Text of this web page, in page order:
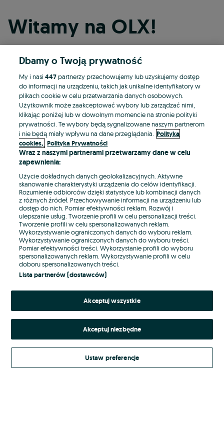
Witamy na OLX!
Kontynuuj przez Facebooka
Kontynuuj przez konto Apple
Kontynuuj przez konto Google
LUB
E-mail
Hasło
Nie pamiętasz hasła?
Zaloguj się
Kontynuując za pośrednictwem jednego z dostawców wskazanych powyżej,
Regulamin serwisuOLX.pl w jego aktualnym brzmieniu.
Dbamy o Twoją prywatność
My i nasi447partnerzy przechowujemy lub uzyskujemy dostęp
do informacji na urządzeniu, takich jak unikalne identyfikatory w
plikach cookie w celu przetwarzania danych osobowych.
Użytkownik może zaakceptować wybory lub zarządzać nimi,
klikając poniżej lub w dowolnym momencie na stronie polityki
prywatności. Te wybory będą sygnalizowane naszym partnerom
i nie będą miały wpływu na dane przeglądania. Polityka
cookies, Polityka Prywatności
Wraz z naszymi partnerami przetwarzamy dane w celu
zapewnienia:
Użycie dokładnych danych geolokalizacyjnych. Aktywne
skanowanie charakterystyki urządzenia do celów identyfikacji.
Rozumienie odbiorców dzięki statystyce lub kombinacji danych
z różnych źródeł. Przechowywanie informacji na urządzeniu lub
dostęp do nich. Pomiar efektywności reklam. Rozwój i
ulepszanie usług. Tworzenie profili w celu personalizacji treści.
Tworzenie profili w celu spersonalizowanych reklam.
Wykorzystywanie ograniczonych danych do wyboru reklam.
Wykorzystywanie ograniczonych danych do wyboru treści.
Pomiar efektywności treści. Wykorzystanie profili do wyboru
spersonalizowanych reklam. Wykorzystywanie profili w celu
doboru spersonalizowanych treści.
Lista partnerów (dostawców)
Akceptuj wszystkie
Akceptuj niezbędne
Ustaw preferencje